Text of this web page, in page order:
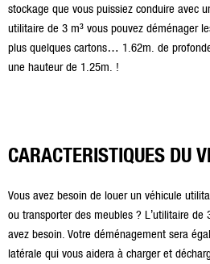
stockage que vous puissiez conduire avec
utilitaire de 3 m³ vous pouvez déménager
plus quelques cartons… 1.62m. de
une hauteur de 1.25m. !
CARACTERISTIQUES DU
Vous avez besoin de louer un véhicule
ou transporter des meubles ? L’utilitaire
avez besoin. Votre déménagement sera
latérale qui vous aidera à charger et